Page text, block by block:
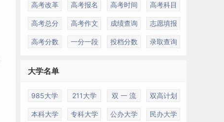
高考改革 高考报名 高考时间 高考科目
高考总分 高考作文 成绩查询 志愿填报
高考分数 一分一段 投档分数 录取查询
大学名单
985大学 211大学 双 一 流 双高计划
本科大学 专科大学 公办大学 民办大学